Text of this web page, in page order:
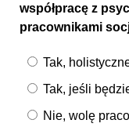
współpracę z
pracownikami
Tak,
Tak, jeśli
Nie, wolę